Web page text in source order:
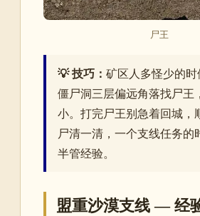
尸王
💡 技巧： 矿区人多怪少的
僵尸洞三层偏远角落找尸王
小。打完尸王别急着回城，
尸清一清，一个支线任务的
半管经验。
盟重沙漠支线 — 经